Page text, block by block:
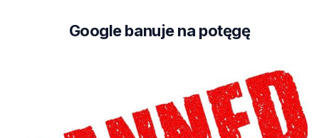
Google banuje na potęgę